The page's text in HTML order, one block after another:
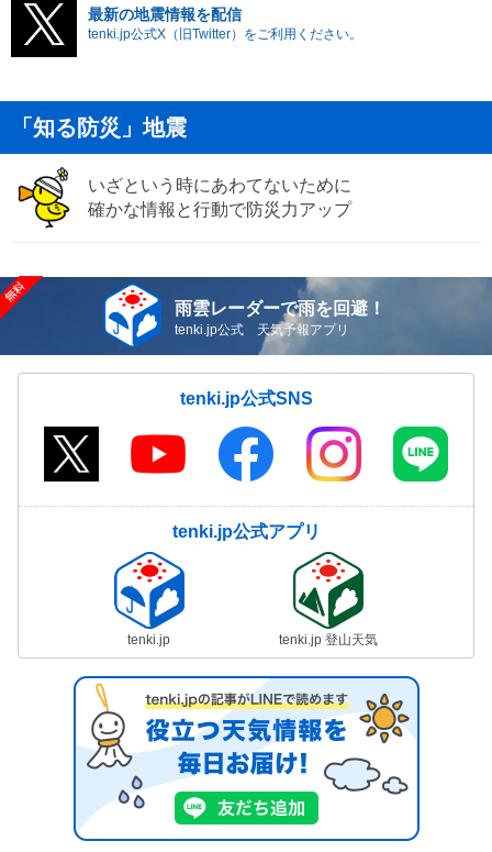
最新の地震情報を配信
tenki.jp公式X（旧Twitter）をご利用ください。
「知る防災」地震
いざという時にあわてないために
確かな情報と行動で防災力アップ
雨雲レーダーで雨を回避！
tenki.jp公式 天気予報アプリ
tenki.jp公式SNS
tenki.jp公式アプリ
tenki.jp tenki.jp 登山天気